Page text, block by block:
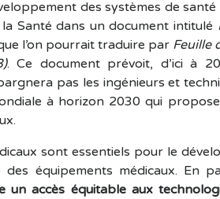
des systèmes de
Santé dans un document intitulé
l’on pourrait traduire par Feuille
. Ce document prévoit, d’ici à
pas les ingénieurs et
à horizon 2030 qui
sont essentiels pour le
équipements médicaux. En
un accès équitable aux